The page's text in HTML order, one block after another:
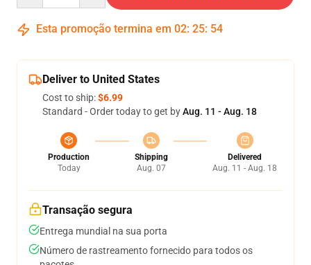
Esta promoção termina em 02: 25: 53
Deliver to United States
Cost to ship:$6.99
Standard - Order today to get byAug. 11 - Aug. 18
Production
Today
Shipping
Aug. 07
Delivered
Aug. 11 - Aug. 18
Transação segura
Entrega mundial na sua porta
Número de rastreamento fornecido para todos os